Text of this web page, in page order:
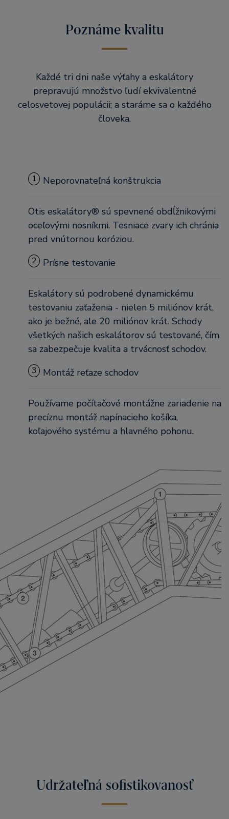
Poznáme kvalitu
Každé tri dni naše výťahy a eskalátory
prepravujú množstvo ľudí ekvivalentné
celosvetovej populácii; a staráme sa o každého
človeka.
1 Neporovnateľná konštrukcia
Otis eskalátory® sú spevnené obdĺžnikovými
oceľovými nosníkmi. Tesniace zvary ich chránia
pred vnútornou koróziou.
2 Prísne testovanie
Eskalátory sú podrobené dynamickému
testovaniu zaťaženia - nielen 5 miliónov krát,
ako je bežné, ale 20 miliónov krát. Schody
všetkých našich eskalátorov sú testované, čím
sa zabezpečuje kvalita a trvácnosť schodov.
3 Montáž reťaze schodov
Používame počítačové montážne zariadenie na
precíznu montáž napínacieho košíka,
koľajového systému a hlavného pohonu.
Udržateľná sofistikovanosť